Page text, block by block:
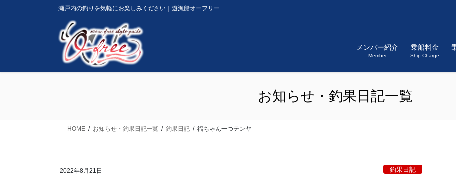
瀬戸内の釣りを気軽にお楽しみください｜遊漁船オーフリー
メンバー紹介
Member
乗船料金
Ship Charge
お知らせ・釣果日記一覧
HOME お知らせ・釣果日記一覧 釣果日記 福ちゃん一つテンヤ
2022年8月21日 釣果日記